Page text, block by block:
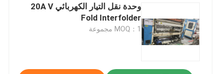
وحدة نقل التيار الكهربائي 20A V
Fold Interfolder
MOQ：1 مجموعة